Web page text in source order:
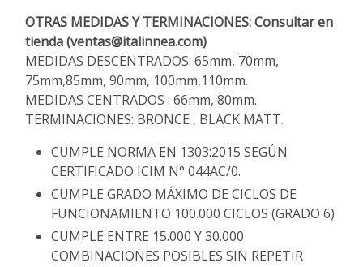
OTRAS MEDIDAS Y TERMINACIONES: Consultar en
tienda (ventas@italinnea.com)
MEDIDAS DESCENTRADOS: 65mm, 70mm,
75mm,85mm, 90mm, 100mm,110mm.
MEDIDAS CENTRADOS : 66mm, 80mm.
TERMINACIONES: BRONCE , BLACK MATT.
CUMPLE NORMA EN 1303:2015 SEGÚN
CERTIFICADO ICIM N° 044AC/0.
CUMPLE GRADO MÁXIMO DE CICLOS DE
FUNCIONAMIENTO 100.000 CICLOS (GRADO 6)
CUMPLE ENTRE 15.000 Y 30.000
COMBINACIONES POSIBLES SIN REPETIR